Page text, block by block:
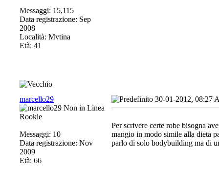
Messaggi: 15,115
Data registrazione: Sep
2008
Località: Mvtina
Età: 41
marcello29
Rookie
Messaggi: 10
Data registrazione: Nov
2009
Età: 66
30-01-2012, 08:27
Per scrivere certe robe bisogna
mangio in modo simile alla dieta
parlo di solo bodybuilding ma di